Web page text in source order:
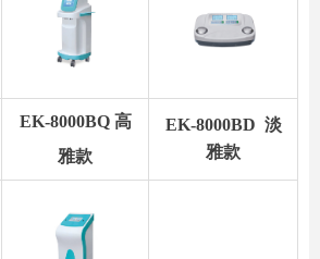
EK-8000BQ 高
雅款
EK-8000BD 淡
雅款